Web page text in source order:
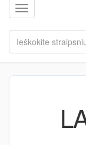
Toggle navigation